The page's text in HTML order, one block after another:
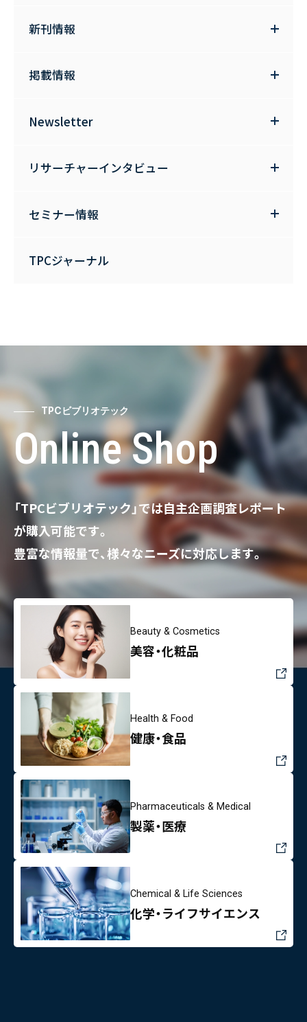
新刊情報
掲載情報
Newsletter
リサーチャーインタビュー
セミナー情報
TPCジャーナル
TPCビブリオテック
Online Shop
「TPCビブリオテック」では自主企画調査レポート
が購入可能です。
豊富な情報量で、様々なニーズに対応します。
Beauty & Cosmetics
美容・化粧品
Health & Food
健康・食品
Pharmaceuticals & Medical
製薬・医療
Chemical & Life Sciences
化学・ライフサイエンス